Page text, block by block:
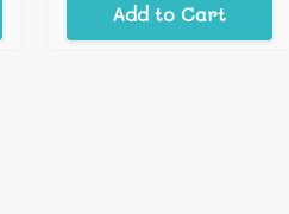
Add to Cart